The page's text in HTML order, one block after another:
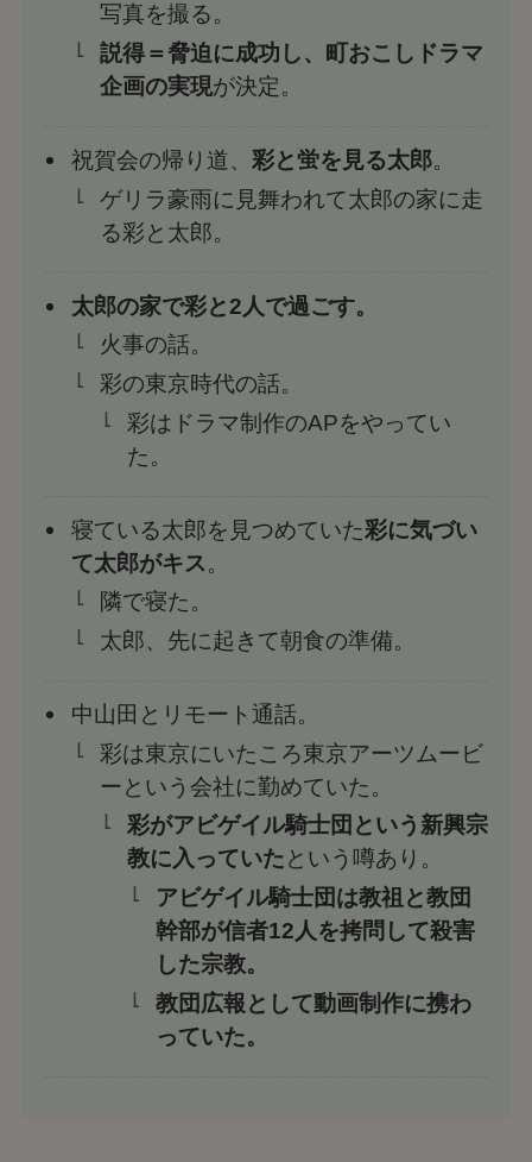
写真を撮る。
説得＝脅迫に成功し、町おこしドラマ
企画の実現が決定。
祝賀会の帰り道、 彩と蛍を見る太郎。
ゲリラ豪雨に見舞われて太郎の家に走
る彩と太郎。
太郎の家で彩と2人で過ごす。
火事の話。
彩の東京時代の話。
彩はドラマ制作のAPをやってい
た。
寝ている太郎を見つめていた彩に気づい
て太郎がキス。
隣で寝た。
太郎、先に起きて朝食の準備。
中山田とリモート通話。
彩は東京にいたころ東京アーツムービ
ーという会社に勤めていた。
彩がアビゲイル騎士団という新興宗
教に入っていたという噂あり。
アビゲイル騎士団は教祖と教団
幹部が信者12人を拷問して殺害
した宗教。
教団広報として動画制作に携わ
っていた。